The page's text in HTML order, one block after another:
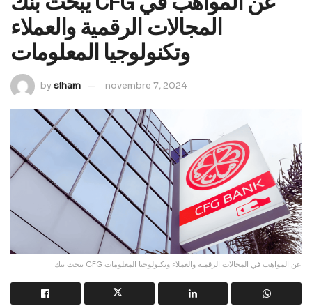
المجالات الرقمية والعملاء
وتكنولوجيا المعلومات
bysiham novembre 7, 2024
يبحث بنك CFG عن المواهب في المجالات الرقمية والعملاء وتكنولوجيا المعلومات